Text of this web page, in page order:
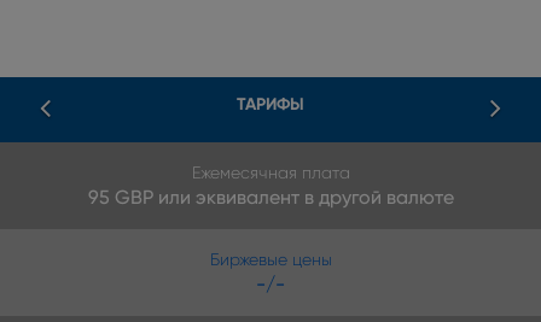
ТАРИФЫ
Ежемесячная плата
95 GBP или эквивалент в другой валюте
Биржевые цены
-/-